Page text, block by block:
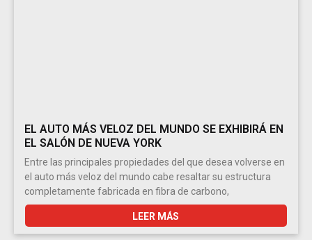
EL AUTO MÁS VELOZ DEL MUNDO SE EXHIBIRÁ EN
EL SALÓN DE NUEVA YORK
Entre las principales propiedades del que desea volverse en
el auto más veloz del mundo cabe resaltar su estructura
completamente fabricada en fibra de carbono,
LEER MÁS